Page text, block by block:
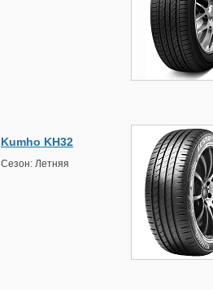
Kumho KH32
Сезон: Летняя